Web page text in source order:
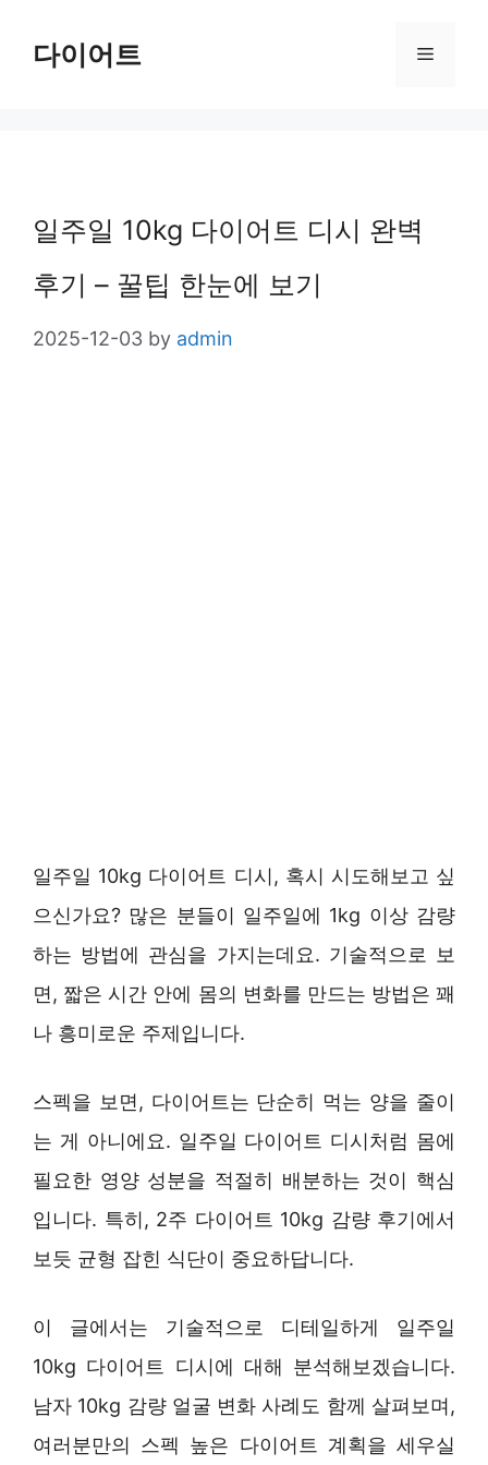
다이어트 Menu
일주일 10kg 다이어트 디시 완벽
후기 – 꿀팁 한눈에 보기
2025-12-03 by admin
일주일 10kg 다이어트 디시, 혹시 시도해보고 싶
으신가요? 많은 분들이 일주일에 1kg 이상 감량
하는 방법에 관심을 가지는데요. 기술적으로 보
면, 짧은 시간 안에 몸의 변화를 만드는 방법은 꽤
나 흥미로운 주제입니다.
스펙을 보면, 다이어트는 단순히 먹는 양을 줄이
는 게 아니에요. 일주일 다이어트 디시처럼 몸에
필요한 영양 성분을 적절히 배분하는 것이 핵심
입니다. 특히, 2주 다이어트 10kg 감량 후기에서
보듯 균형 잡힌 식단이 중요하답니다.
이 글에서는 기술적으로 디테일하게 일주일
10kg 다이어트 디시에 대해 분석해보겠습니다.
남자 10kg 감량 얼굴 변화 사례도 함께 살펴보며,
여러분만의 스펙 높은 다이어트 계획을 세우실